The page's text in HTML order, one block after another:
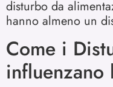
disturbo da
hanno almeno un
Come i
influenzano